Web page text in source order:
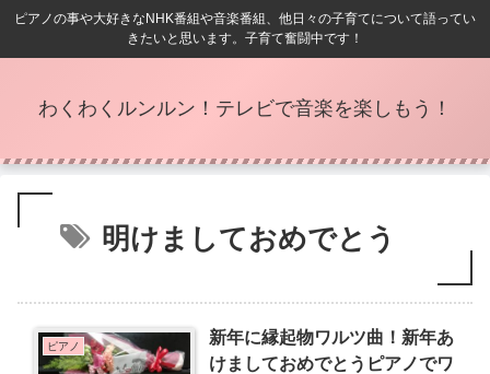
ピアノの事や大好きなNHK番組や音楽番組、他日々の子育てについて語ってい
きたいと思います。子育て奮闘中です！
わくわくルンルン！テレビで音楽を楽しもう！
明けましておめでとう
ピアノ
新年に縁起物ワルツ曲！新年あ
けましておめでとうピアノでワ